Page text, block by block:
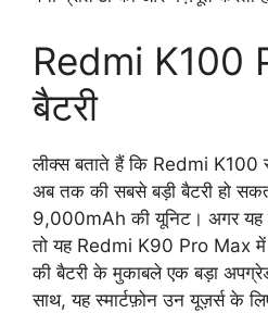
Redmi K100
बैटरी
लीक्स बताते हैं कि Redmi K100
अब तक की सबसे बड़ी बैटरी हो
9,000mAh की यूनिट। अगर यह
तो यह Redmi K90 Pro Max में
की बैटरी के मुकाबले एक बड़ा
साथ, यह स्मार्टफ़ोन उन यूज़र्स के